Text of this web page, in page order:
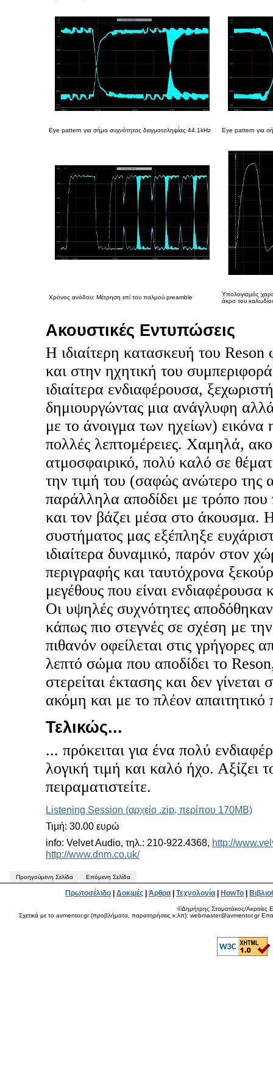
Eye pattern για σήμα συχνότητας δειγματοληψίας 44.1kHz Εye pattern για
Χρόνος ανόδου: Μέτρηση επί του παλμού preamble
Υπολογισμός
άκρο του
Ακουστικές Εντυπώσεις
Η ιδιαίτερη κατασκευή του Reson
και στην ηχητική του
ιδιαίτερα ενδιαφέρουσα,
δημιουργώντας μια ανάγλυφη
με το άνοιγμα των ηχείων) εικόνα
πολλές λεπτομέρειες. Χαμηλά,
ατμοσφαιρικό, πολύ καλό σε
την τιμή του (σαφώς ανώτερο της
παράλληλα αποδίδει με τρόπο
και τον βάζει μέσα στο άκουσμα.
συστήματος μας εξέπληξε
ιδιαίτερα δυναμικό, παρόν στον
περιγραφής και ταυτόχρονα
μεγέθους που είναι ενδιαφέρουσα
Οι υψηλές συχνότητες
κάπως πιο στεγνές σε σχέση με
πιθανόν οφείλεται στις γρήγορες
λεπτό σώμα που αποδίδει το
στερείται έκτασης και δεν
ακόμη και με το πλέον
Τελικώς...
... πρόκειται για ένα πολύ
λογική τιμή και καλό ήχο. Αξίζει
πειραματιστείτε.
Listening Session (αρχείο .zip, περίπου 170MB)
Τιμή: 30.00 ευρώ
info: Velvet Audio, τηλ.: 210-922.4368, http://
http://www.dnm.co.uk/
Προηγούμενη Σελίδα Επόμενη Σελίδα
Πρωτοσέλιδο Δοκιμές Άρθρα Τεχνολογία HowTo
©Δημήτρης Σταματάκος/Ακραίες
Σχετικά με το avmentor.gr (προβλήματα, παρατηρήσεις κ.λπ): webmaster@avmentor.gr